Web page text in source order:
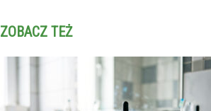
ZOBACZ TEŻ